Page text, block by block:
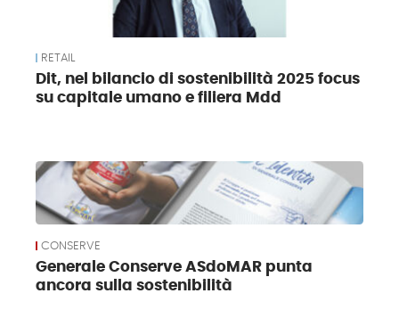
RETAIL
Dit, nel bilancio di sostenibilità 2025 focus
su capitale umano e filiera Mdd
CONSERVE
Generale Conserve ASdoMAR punta
ancora sulla sostenibilità